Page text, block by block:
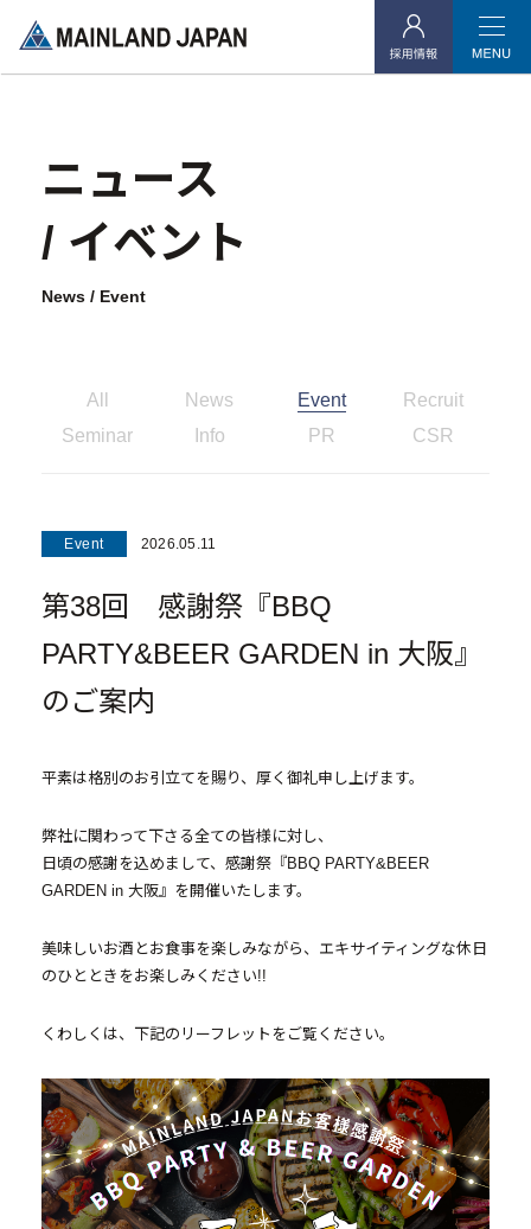
当社よりご連絡を差し上げたお客様
企業情報
- 企業理念
- アクセス
- 社会貢献活動
- メインランドグループの強み
- オーナーズデータ
- メインステージシリーズ
中古物件買取再販事業
- RE:MAIN
- リノベーション物件お問い合わせ
採用情報
- 採用情報トップ
- 新卒採用
- 中途採用
ニュース
/ イベント
News / Event
All News Event
Recruit
Seminar
Info PR CSR
Event 2026.05.11
第38回 感謝祭『BBQ
PARTY&BEER GARDEN in 大阪』
のご案内
平素は格別のお引立てを賜り、厚く御礼申し上げます。
弊社に関わって下さる全ての皆様に対し、
日頃の感謝を込めまして、感謝祭『BBQ PARTY&BEER
GARDEN in 大阪』を開催いたします。
美味しいお酒とお食事を楽しみながら、エキサイティングな休日
のひとときをお楽しみください!!
くわしくは、下記のリーフレットをご覧ください。